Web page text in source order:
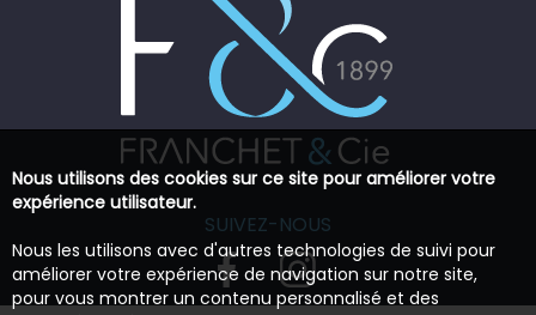
SUIVEZ-NOUS
Nous utilisons des cookies sur ce site pour améliorer votre
expérience utilisateur.
Nous les utilisons avec d'autres technologies de suivi pour
améliorer votre expérience de navigation sur notre site,
pour vous montrer un contenu personnalisé et des